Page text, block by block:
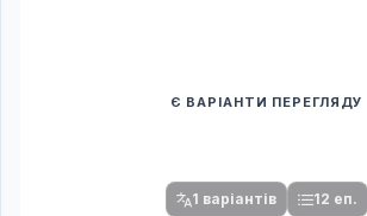
Є ВАРІАНТИ ПЕРЕГЛЯДУ
1 варіантів 12 еп.